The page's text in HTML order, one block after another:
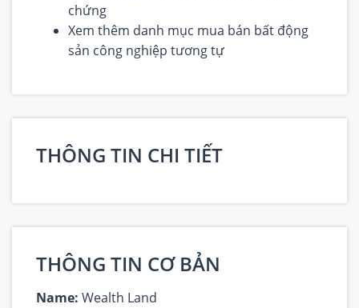
chứng
Xem thêm danh mục mua bán bất động
sản công nghiệp tương tự
THÔNG TIN CHI TIẾT
THÔNG TIN CƠ BẢN
Name: Wealth Land